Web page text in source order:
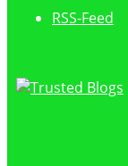
RSS-Feed